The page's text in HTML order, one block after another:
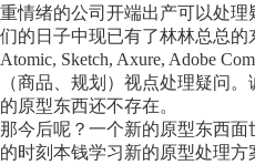
重情绪的公司开端出产可以处
们的日子中现已有了林林总总的
Atomic, Sketch, Axure, Adobe
（商品、规划）视点处理疑问
的原型东西还不存在。
那今后呢？一个新的原型东西
的时刻本钱学习新的原型处理